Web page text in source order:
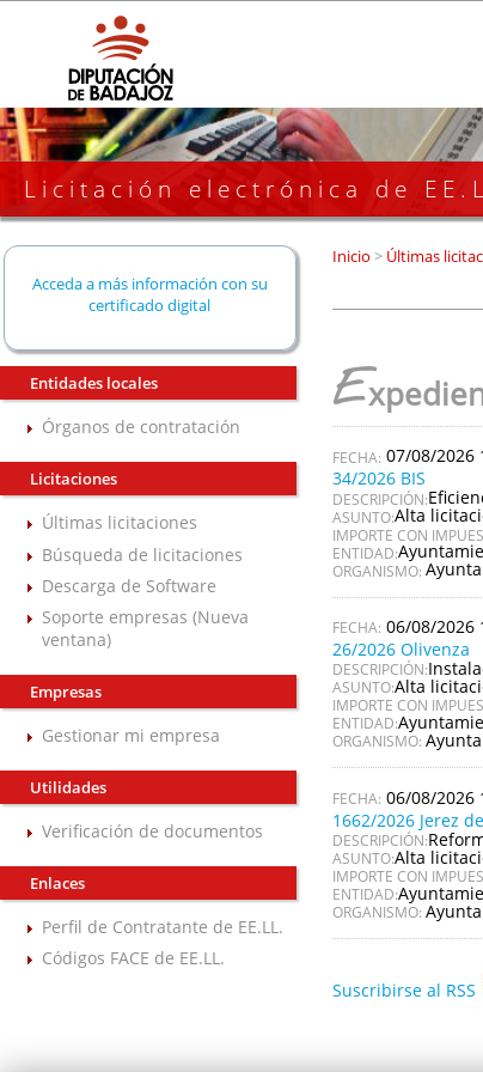
Licitación electrónica de
Acceda a más información con su
certificado digital
Entidades locales
Órganos de contratación
Licitaciones
Últimas licitaciones
Búsqueda de licitaciones
Descarga de Software
Soporte empresas (Nueva
ventana)
Empresas
Gestionar mi empresa
Utilidades
Verificación de documentos
Enlaces
Perfil de Contratante de EE.LL.
Códigos FACE de EE.LL.
Inicio >Últimas
E
07/08/2026
34/2026 BIS
DESCRIPCIÓN:
ASUNTO:Alta
IMPORTE CON
ENTIDAD:
ORGANISMO:
06/08/2026
26/2026 Olivenza
DESCRIPCIÓN:
ASUNTO:Alta
IMPORTE CON
ENTIDAD:
ORGANISMO:
06/08/2026
1662/2026 Jerez
DESCRIPCIÓN:
ASUNTO:Alta
IMPORTE CON
ENTIDAD:
ORGANISMO:
Suscribirse al RSS